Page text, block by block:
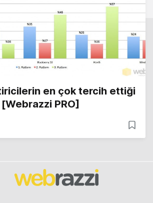
en çok tercih ettiği
PRO]